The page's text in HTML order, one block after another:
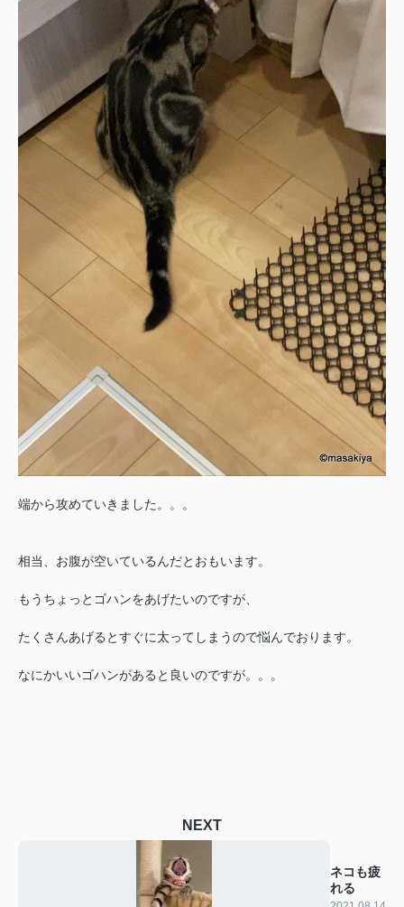
端から攻めていきました。。。
相当、お腹が空いているんだとおもいます。
もうちょっとゴハンをあげたいのですが、
たくさんあげるとすぐに太ってしまうので悩んでおります。
なにかいいゴハンがあると良いのですが。。。
NEXT
ネコも疲
れる